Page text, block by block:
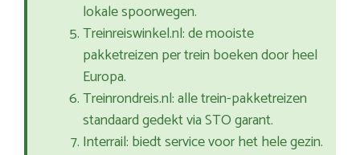
lokale spoorwegen.
Treinreiswinkel.nl: de mooiste
pakketreizen per trein boeken door heel
Europa.
Treinrondreis.nl: alle trein-pakketreizen
standaard gedekt via STO garant.
Interrail: biedt service voor het hele gezin.